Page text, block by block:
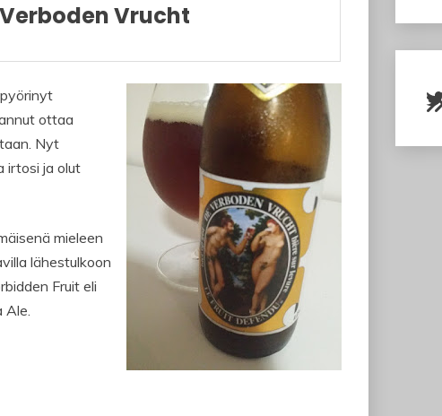
Vrucht
ottaa
Nyt
irtosi ja olut
mieleen
lähestulkoon
Fruit eli
Ale.
Twitter